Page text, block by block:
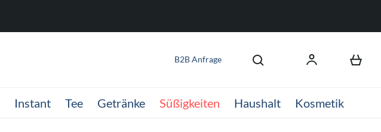
B2B Anfrage
Instant Tee Getränke Süßigkeiten Haushalt Kosmetik